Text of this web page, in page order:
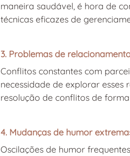
maneira saudável, é hora de
técnicas eficazes de
3. Problemas de
Conflitos constantes com
necessidade de explorar
resolução de conflitos de
4. Mudanças de humor
Oscilações de humor